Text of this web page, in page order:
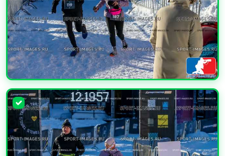
УВЕЛИЧИТЬ